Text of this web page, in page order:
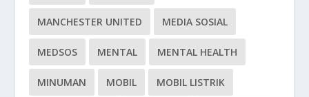
MANCHESTER UNITED MEDIA SOSIAL
MEDSOS MENTAL MENTAL HEALTH
MINUMAN MOBIL MOBIL LISTRIK